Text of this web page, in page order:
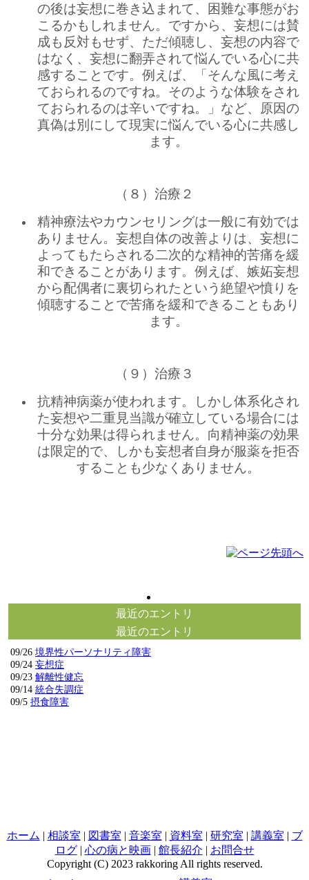
の後は妄想に巻き込まれて、困難な事態がお
こるかもしれません。ですから、妄想には賛
成も反対もせず、ただ傾聴し、妄想の内容で
はなく、妄想に翻弄されて悩んでいる心に共
感することです。例えば、「そんな風に考え
ておられるのですね。そのような体験をされ
ておられるのは辛いですね。」など、原因の
真偽は別にして現実に悩んでいる心に共感し
ます。
（８）治療２
精神療法やカウンセリングは一般に有効では
ありません。妄想自体の改善よりは、妄想に
よってもたらされる二次的な精神的苦痛を緩
和できることがあります。例えば、嫉妬妄想
から配偶者に裏切られたという絶望や憤りを
傾聴することで苦痛を緩和できることもあり
ます。
（９）治療３
抗精神病薬が使われます。しかし体系化され
た妄想や二重見当識が確立している場合には
十分な効果は得られません。向精神薬の効果
は限定的で、しかも妄想者自身が服薬を拒否
することも少なくありません。
最近のエントリ
最近のエントリ
09/26 境界性パーソナリティ障害
09/24 妄想症
09/23 解離性健忘
09/14 統合失調症
09/5 摂食障害
ホーム | 相談室 | 図書室 | 音楽室 | 資料室 | 研究室 | 講義室 | ブ
ログ| 心の病と映画| 館長紹介 | お問合せ
Copyright (C) 2023 rakkoring All rights reserved.